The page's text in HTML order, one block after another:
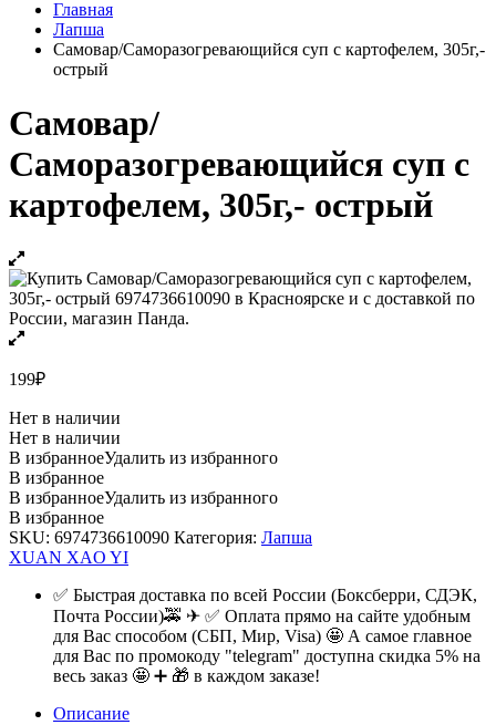
Главная
Лапша
Самовар/Саморазогревающийся суп с картофелем, 305г,-
острый
Самовар/
Саморазогревающийся суп с
картофелем, 305г,- острый
199₽
Нет в наличии
Нет в наличии
В избранноеУдалить из избранного
В избранное
В избранноеУдалить из избранного
В избранное
SKU: 6974736610090 Категория: Лапша
XUAN XAO YI
✅ Быстрая доставка по всей России (Боксберри, СДЭК,
Почта России)🚕 ✈ ✅ Оплата прямо на сайте удобным
для Вас способом (СБП, Мир, Visa) 🤩 А самое главное
для Вас по промокоду "telegram" доступна скидка 5% на
весь заказ 🤩 ➕ 🎁 в каждом заказе!
Описание